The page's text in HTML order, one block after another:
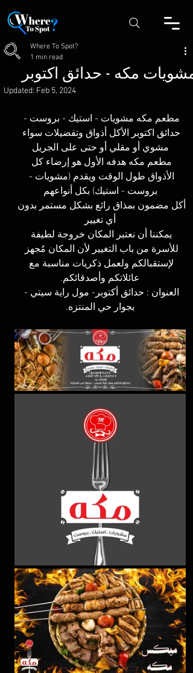
مشويات مكه - حدائق اكتوبر
Where To Spot?
1 min read
Updated: Feb 5, 2024
مطعم مكه مشويات - استيك - بروست -
حدائق اكتوبر الأكل أذواق وتفضيلات سواء
مشوي أو مقلي أو حتى على الجريل
مطعم مكه هدفه الأول هو إرضاء كل
الأذواق طول الوقت ويقدم (مشويات -
بروست - استيك) بكل أنواعهم
أكل مضمون بمذاق رائع بشكل مستمر بدون
أي تغيير
يمكننا أن نعتبر المكان خروجة لطيفة
للأسرة من باب التغيير لأن المكان مُجهز
لإستقبالكم ولعمل ذكريات مناسبة مع
عائلاتكم وأصدقائكم.
العنوان : حدائق أكتوبر- مول راية سيتي -
بجوار حي المنتزه.